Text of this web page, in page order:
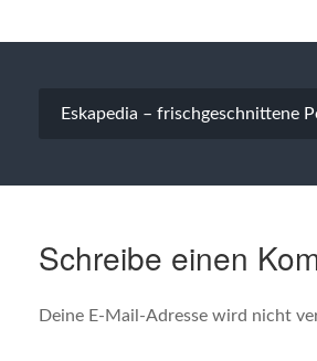
Beitragsnavigation
Eskapedia – frischgeschnittene
Schreibe einen
Deine E-Mail-Adresse wird nicht